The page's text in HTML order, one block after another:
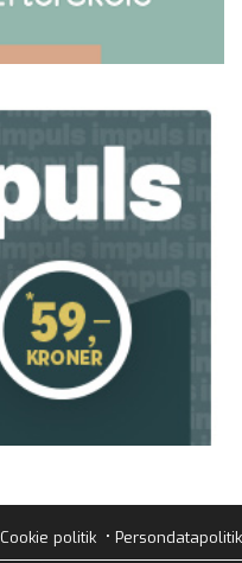
Cookie politik• Persondatapolitik